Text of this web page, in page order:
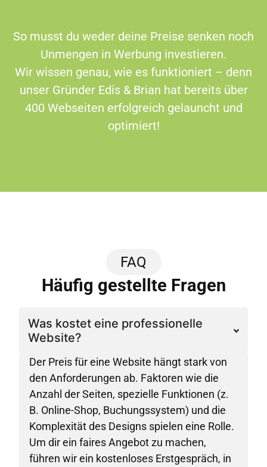
So musst du weder deine Preise senken noch
Unmengen in Werbung investieren.
Wir wissen genau, wie es funktioniert – denn
unser Gründer Edis & Brian hat bereits über
400 Webseiten erfolgreich gelauncht und
optimiert!
FAQ
Häufig gestellte Fragen
Was kostet eine professionelle
Website?
Der Preis für eine Website hängt stark von
den Anforderungen ab. Faktoren wie die
Anzahl der Seiten, spezielle Funktionen (z.
B. Online-Shop, Buchungssystem) und die
Komplexität des Designs spielen eine Rolle.
Um dir ein faires Angebot zu machen,
führen wir ein kostenloses Erstgespräch, in